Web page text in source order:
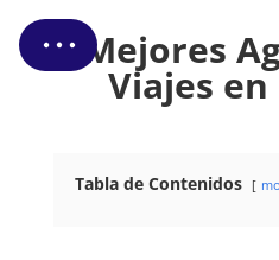
Mejores
Viajes
Tabla de Contenidos